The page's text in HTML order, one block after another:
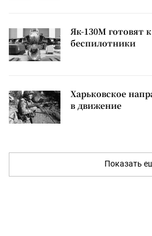
Як-130М готовят
беспилотники
Харьковское
в движение
Показать